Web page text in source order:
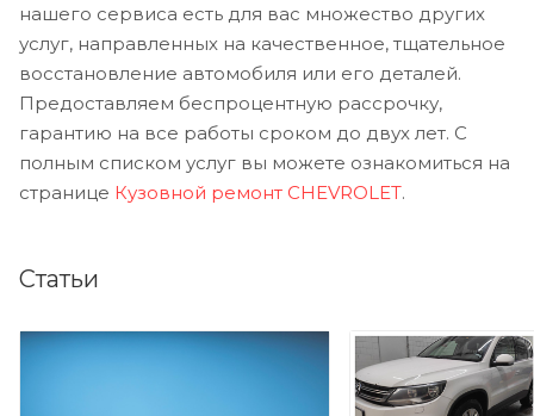
нашего сервиса есть для вас множество других
услуг, направленных на качественное, тщательное
восстановление автомобиля или его деталей.
Предоставляем беспроцентную рассрочку,
гарантию на все работы сроком до двух лет. С
полным списком услуг вы можете ознакомиться на
странице Кузовной ремонт CHEVROLET.
Статьи